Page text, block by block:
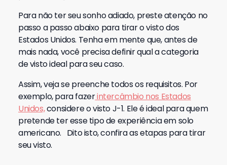
Para não ter seu sonho adiado, preste atenção no
passo a passo abaixo para tirar o visto dos
Estados Unidos. Tenha em mente que, antes de
mais nada, você precisa definir qual a categoria
de visto ideal para seu caso.
Assim, veja se preenche todos os requisitos. Por
exemplo, para fazerintercâmbio nos Estados
Unidos,considere o visto J-1. Ele é ideal para quem
pretende ter esse tipo de experiência em solo
americano. Dito isto, confira as etapas para tirar
seu visto.